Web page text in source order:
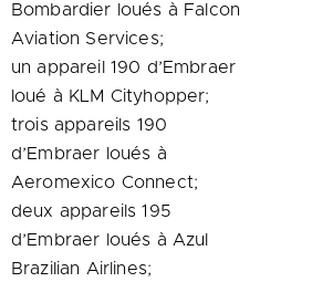
Bombardier loués à Falcon
Aviation Services;
un appareil 190 d’Embraer
loué à KLM Cityhopper;
trois appareils 190
d’Embraer loués à
Aeromexico Connect;
deux appareils 195
d’Embraer loués à Azul
Brazilian Airlines;